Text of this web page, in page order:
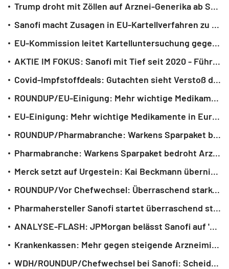
Trump droht mit Zöllen auf Arznei-Generika ab Sommer 2028
Sanofi macht Zusagen in EU-Kartellverfahren zu Impfstoff
EU-Kommission leitet Kartelluntersuchung gegen Sanofi ein
AKTIE IM FOKUS: Sanofi mit Tief seit 2020 - Führungswechsel in Forschung
Covid-Impfstoffdeals: Gutachten sieht Verstoß der EU-Kommission
ROUNDUP/EU-Einigung: Mehr wichtige Medikamente in Europa herstellen
EU-Einigung: Mehr wichtige Medikamente in Europa herstellen
ROUNDUP/Pharmabranche: Warkens Sparpaket bedroht Arznei-Standort
Pharmabranche: Warkens Sparpaket bedroht Arznei-Standort
Merck setzt auf Urgestein: Kai Beckmann übernimmt Chefposten in Darmstadt
ROUNDUP/Vor Chefwechsel: Überraschend starker Jahresstart bei Sanofi
Pharmahersteller Sanofi startet überraschend stark ins Jahr
ANALYSE-FLASH: JPMorgan belässt Sanofi auf 'Neutral' - Ziel 95 Euro
Krankenkassen: Mehr gegen steigende Arzneimittelpreise tun
WDH/ROUNDUP/Chefwechsel bei Sanofi: Scheidende Merck-Lenkerin kommt